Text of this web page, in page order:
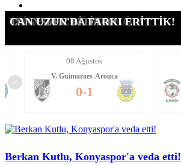
SİZE DAHA NE DİYELİM!
VEIGA'DAN FLAŞ YANIT
RÖPORTAJA GELMEDİ!
HESABI KAPATILDI!
YÖNETİME BÜYÜK TEPKİ!
"LİGE HAZIR OLACAĞIZ"
TRANSFER BİTİYOR!
CAN UZUN'DA FARKI ERİTTİK!
<
08 Ağustos
V. Guimaraes-Arouca
0-1
Berkan Kutlu, Konyaspor'a veda etti!